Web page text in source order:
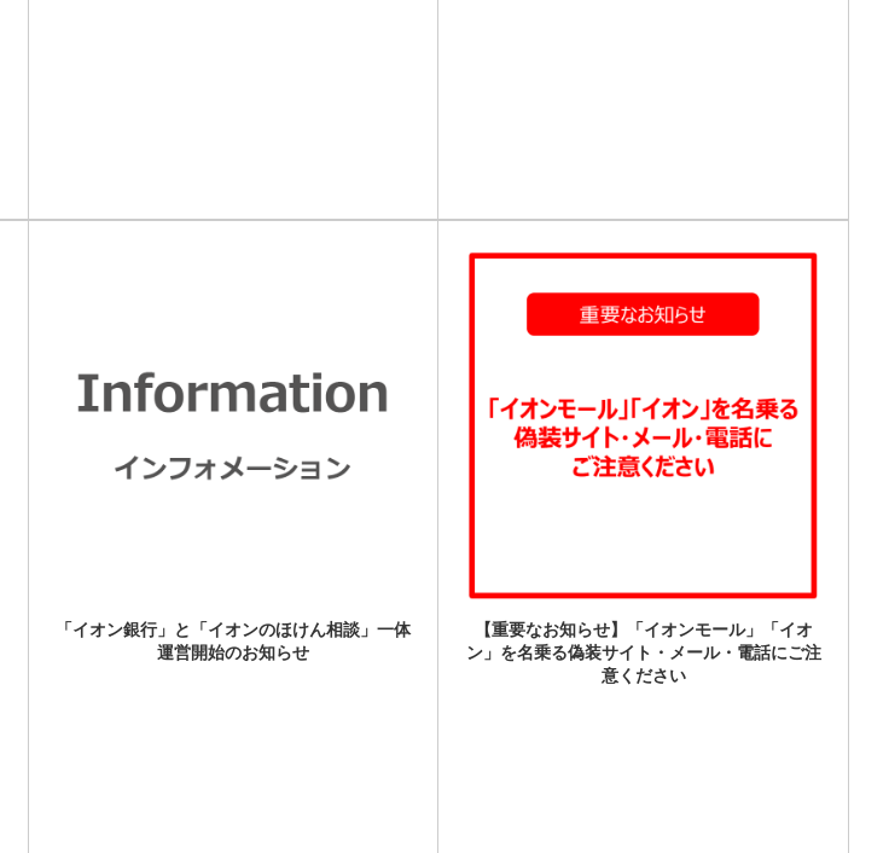
「イオン銀行」と「イオンのほけん相談」一体
運営開始のお知らせ
【重要なお知らせ】「イオンモール」「イオ
ン」を名乗る偽装サイト・メール・電話にご注
意ください